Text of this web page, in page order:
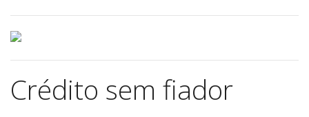
Crédito sem fiador